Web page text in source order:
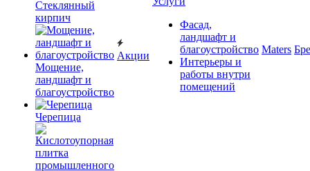
Cтеклянный
кирпич
Мощение,
ландшафт и
благоустройство
Черепица
Акции
Фасад,
ландшафт и
благоустройство
Интерьеры и
работы внутри
помещений
Maters